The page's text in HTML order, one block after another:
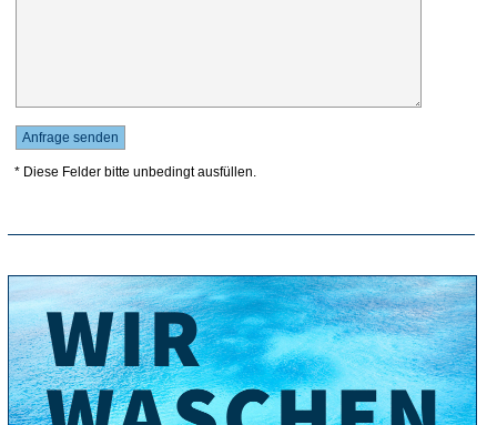
* Diese Felder bitte unbedingt ausfüllen.